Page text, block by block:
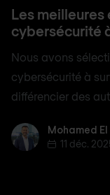
Les
cybersécurité
Nous avons
cybersécurité à
différencier des
Mohamed El
Mohamed
11 déc.